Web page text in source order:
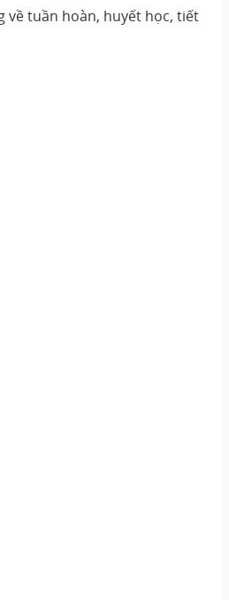
về tuần hoàn, huyết học, tiết